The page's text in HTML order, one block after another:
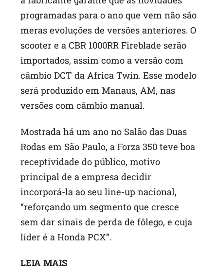
programadas para o ano que vem não são
meras evoluções de versões anteriores. O
scooter e a CBR 1000RR Fireblade serão
importados, assim como a versão com
câmbio DCT da Africa Twin. Esse modelo
será produzido em Manaus, AM, nas
versões com câmbio manual.
Mostrada há um ano no Salão das Duas
Rodas em São Paulo, a Forza 350 teve boa
receptividade do público, motivo
principal de a empresa decidir
incorporá-la ao seu line-up nacional,
“reforçando um segmento que cresce
sem dar sinais de perda de fôlego, e cuja
líder é a Honda PCX”.
LEIA MAIS